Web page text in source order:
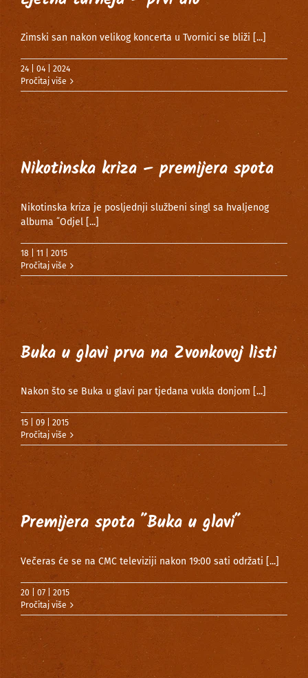
Zimski san nakon velikog koncerta u Tvornici se bliži [...]
24 | 04 | 2024
Pročitaj više
Nikotinska kriza – premijera spota
Nikotinska kriza je posljednji službeni singl sa hvaljenog
albuma ˝Odjel [...]
18 | 11 | 2015
Pročitaj više
Buka u glavi prva na Zvonkovoj listi
Nakon što se Buka u glavi par tjedana vukla donjom [...]
15 | 09 | 2015
Pročitaj više
Premijera spota ˝Buka u glavi˝
Večeras će se na CMC televiziji nakon 19:00 sati održati [...]
20 | 07 | 2015
Pročitaj više